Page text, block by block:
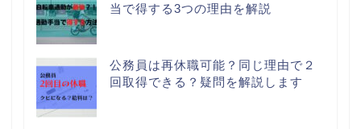
当で得する3つの理由を解説
公務員は再休職可能？同じ理由で２
回取得できる？疑問を解説します